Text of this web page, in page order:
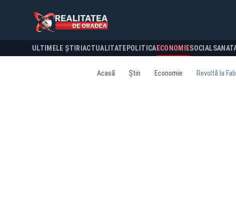
ULTIMELE ȘTIRI ACTUALITATE POLITICA ECONOMIESOCIAL
Acasă Știri Economie Revoltă la